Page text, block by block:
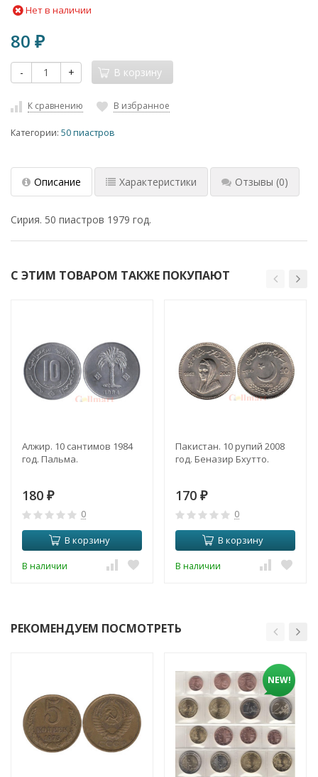
Нет в наличии
80 ₽
- + В корзину
К сравнению В избранное
Категории: 50 пиастров
Описание Характеристики Отзывы (0)
Сирия. 50 пиастров 1979 год.
С ЭТИМ ТОВАРОМ ТАКЖЕ ПОКУПАЮТ
Алжир. 10 сантимов 1984
год. Пальма.
180 ₽
0
В корзину
В наличии
Пакистан. 10 рупий 2008
год. Беназир Бхутто.
170 ₽
0
В корзину
В наличии
РЕКОМЕНДУЕМ ПОСМОТРЕТЬ
NEW!